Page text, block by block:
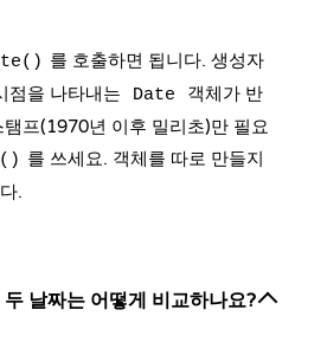
를 호출하면 됩니다. 생성자
점을 나타내는
Date
객체가 반
프(1970년 이후 밀리초)만 필요
를 쓰세요. 객체를 따로 만들지
.
날짜는 어떻게 비교하나요?